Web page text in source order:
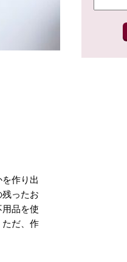
作り出
ったお
品を使
だ、作